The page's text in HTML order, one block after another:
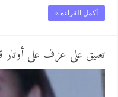
أكمل القراءة »
تعليق على عزف على أوتار